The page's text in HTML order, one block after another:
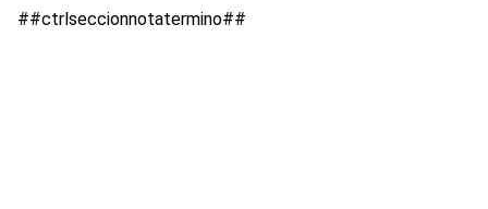
##ctrlseccionnotatermino##